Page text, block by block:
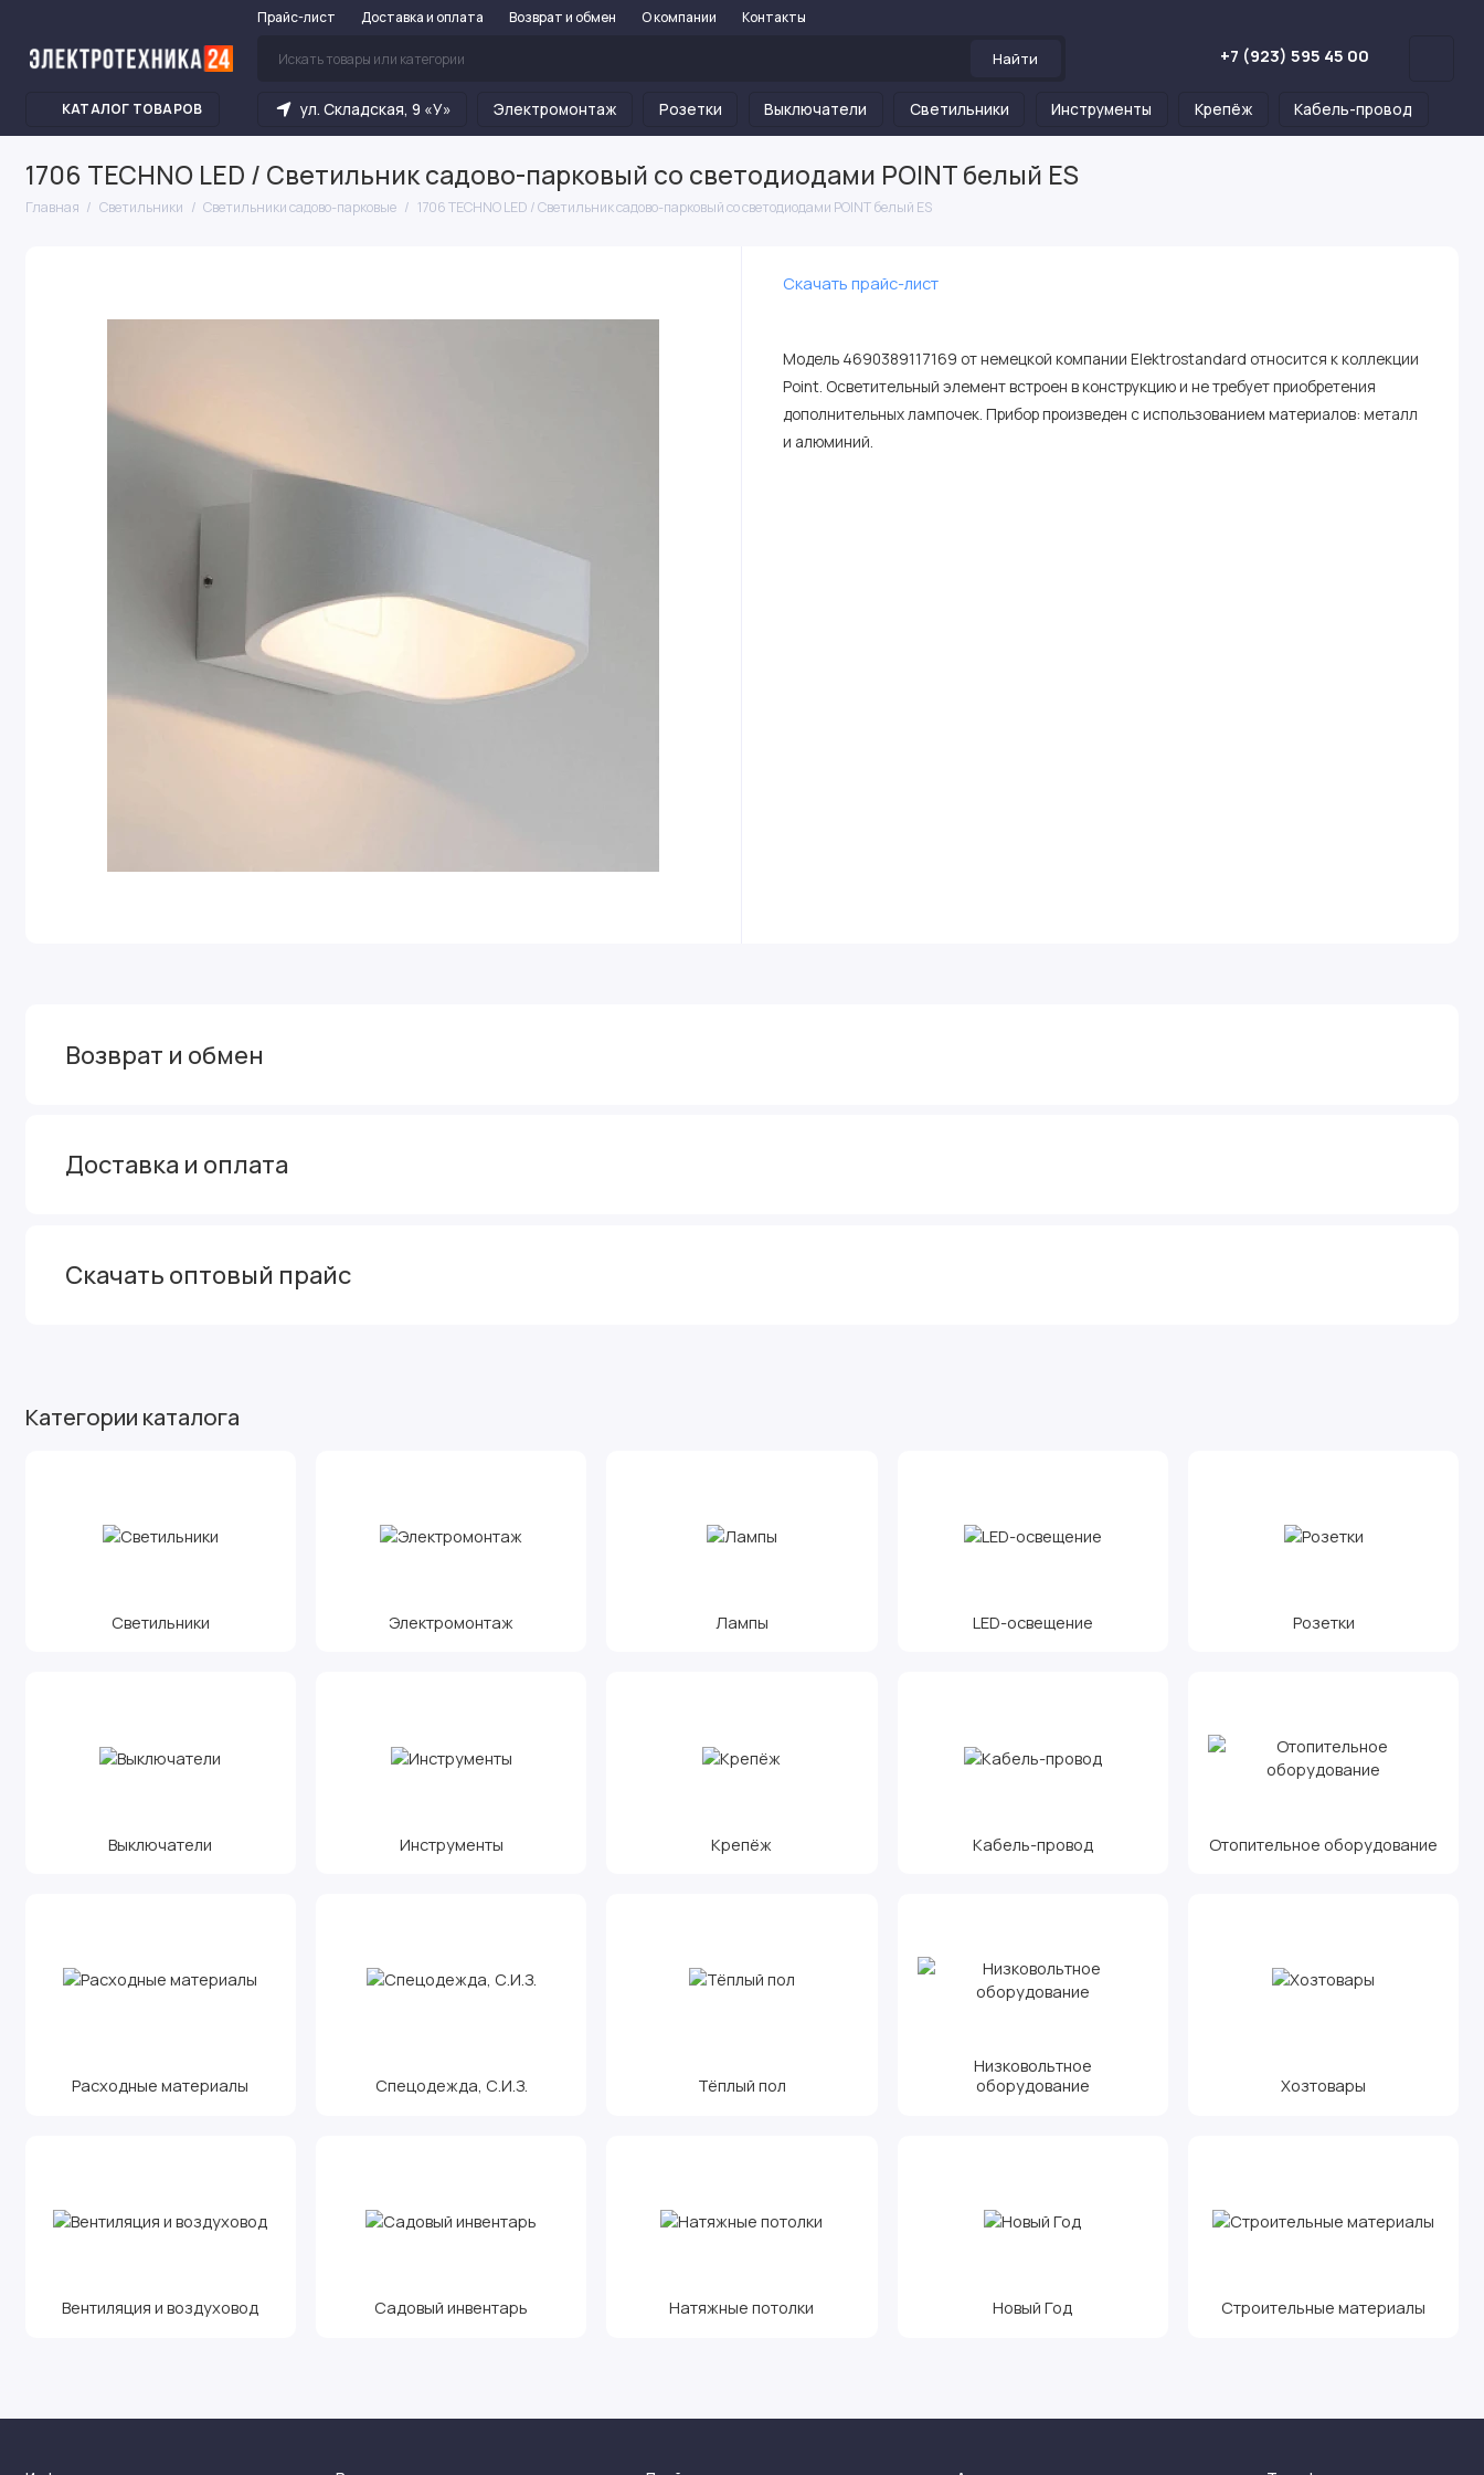
Прайс-лист Доставка и оплата Возврат и обмен О компании Контакты
Найти +7 (923) 595 45 00
КАТАЛОГ ТОВАРОВ ул. Складская, 9 «У» Электромонтаж Розетки Выключатели Светильники Инструменты Крепёж Кабель-провод
1706 TECHNO LED / Светильник садово-парковый со светодиодами POINT белый ES
Главная Светильники Светильники садово-парковые 1706 TECHNO LED / Светильник садово-парковый со светодиодами POINT белый ES
Скачать прайс-лист
Модель 4690389117169 от немецкой компании Elektrostandard относится к коллекции
Point. Осветительный элемент встроен в конструкцию и не требует приобретения
дополнительных лампочек. Прибор произведен с использованием материалов: металл
и алюминий.
Возврат и обмен
Доставка и оплата
Скачать оптовый прайс
Категории каталога
Светильники Электромонтаж Лампы LED-освещение Розетки
Выключатели Инструменты Крепёж Кабель-провод Отопительное оборудование
Расходные материалы Спецодежда, С.И.З. Тёплый пол
Низковольтное
оборудование
Хозтовары
Вентиляция и воздуховод Садовый инвентарь Натяжные потолки Новый Год Строительные материалы